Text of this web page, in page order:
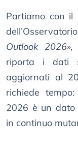
Partiamo con il
Outlook 2026»,
riporta i dati
aggiornati al
richiede
2026 è un dato
in continuo